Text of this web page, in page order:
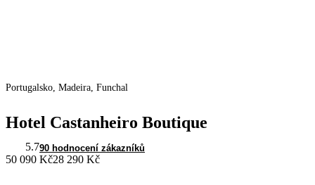
Portugalsko, Madeira, Funchal
Hotel Castanheiro Boutique
5.790 hodnocení zákazníků
50 090 Kč28 290 Kč